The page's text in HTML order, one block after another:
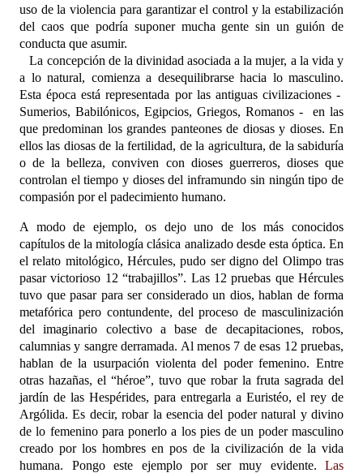
uso de la violencia para garantizar el control y la estabilización
del caos que podría suponer mucha gente sin un guión de
conducta que asumir.
La concepción de la divinidad asociada a la mujer, a la vida y
a lo natural, comienza a desequilibrarse hacia lo masculino.
Esta época está representada por las antiguas civilizaciones -
Sumerios, Babilónicos, Egipcios, Griegos, Romanos - en las
que predominan los grandes panteones de diosas y dioses. En
ellos las diosas de la fertilidad, de la agricultura, de la sabiduría
o de la belleza, conviven con dioses guerreros, dioses que
controlan el tiempo y dioses del inframundo sin ningún tipo de
compasión por el padecimiento humano.
A modo de ejemplo, os dejo uno de los más conocidos
capítulos de la mitología clásica analizado desde esta óptica. En
el relato mitológico, Hércules, pudo ser digno del Olimpo tras
pasar victorioso 12 “trabajillos”. Las 12 pruebas que Hércules
tuvo que pasar para ser considerado un dios, hablan de forma
metafórica pero contundente, del proceso de masculinización
del imaginario colectivo a base de decapitaciones, robos,
calumnias y sangre derramada. Al menos 7 de esas 12 pruebas,
hablan de la usurpación violenta del poder femenino. Entre
otras hazañas, el “héroe”, tuvo que robar la fruta sagrada del
jardín de las Hespérides, para entregarla a Euristéo, el rey de
Argólida. Es decir, robar la esencia del poder natural y divino
de lo femenino para ponerlo a los pies de un poder masculino
creado por los hombres en pos de la civilización de la vida
humana. Pongo este ejemplo por ser muy evidente. Las